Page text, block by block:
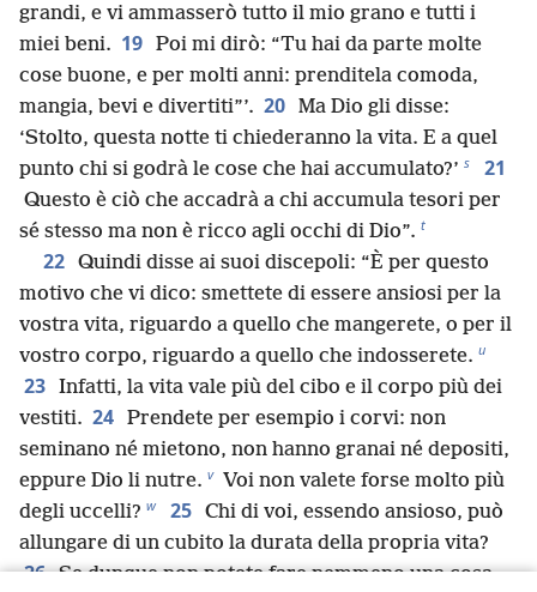
grandi, e vi ammasserò tutto il mio grano e tutti i
miei beni. 19 Poi mi dirò: “Tu hai da parte molte
cose buone, e per molti anni: prenditela comoda,
mangia, bevi e divertiti”’. 20 Ma Dio gli disse:
‘Stolto, questa notte ti chiederanno la vita. E a quel
punto chi si godrà le cose che hai accumulato?’ s 21
Questo è ciò che accadrà a chi accumula tesori per
sé stesso ma non è ricco agli occhi di Dio”. t
22 Quindi disse ai suoi discepoli: “È per questo
motivo che vi dico: smettete di essere ansiosi per la
vostra vita, riguardo a quello che mangerete, o per il
vostro corpo, riguardo a quello che indosserete. u
23 Infatti, la vita vale più del cibo e il corpo più dei
vestiti. 24 Prendete per esempio i corvi: non
seminano né mietono, non hanno granai né depositi,
eppure Dio li nutre. v Voi non valete forse molto più
degli uccelli? w 25 Chi di voi, essendo ansioso, può
allungare di un cubito la durata della propria vita?
26 Se dunque non potete fare nemmeno una cosa